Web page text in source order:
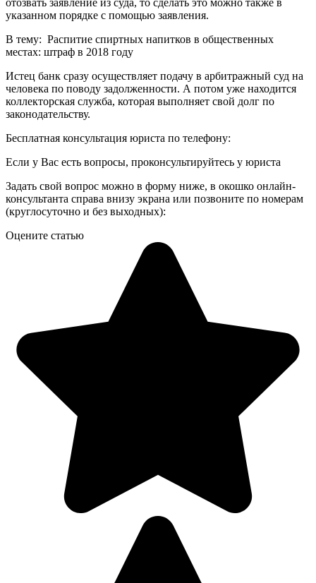
указанном порядке с помощью заявления.
В тему: Распитие спиртных напитков в общественных
местах: штраф в 2018 году
Истец банк сразу осуществляет подачу в арбитражный суд на
человека по поводу задолженности. А потом уже находится
коллекторская служба, которая выполняет свой долг по
законодательству.
Бесплатная консультация юриста по телефону:
Если у Вас есть вопросы, проконсультируйтесь у юриста
Задать свой вопрос можно в форму ниже, в окошко онлайн-
консультанта справа внизу экрана или позвоните по номерам
(круглосуточно и без выходных):
Оцените статью